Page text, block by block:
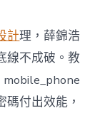
計理，薛錦浩
線不成破。教
付出效能，